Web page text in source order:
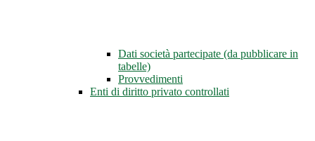
Dati società partecipate (da pubblicare in
tabelle)
Provvedimenti
Enti di diritto privato controllati